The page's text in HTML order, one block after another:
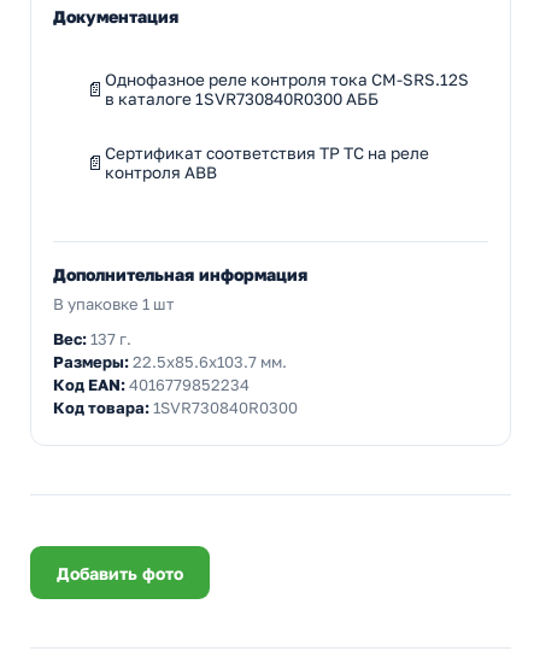
Документация
Однофазное реле контроля тока CM-SRS.12S
в каталоге 1SVR730840R0300 АББ
Сертификат соответствия ТР ТС на реле
контроля ABB
Дополнительная информация
В упаковке 1 шт
Вес:137 г.
Размеры:22.5x85.6x103.7 мм.
Код EAN:4016779852234
Код товара:1SVR730840R0300
Добавить фото